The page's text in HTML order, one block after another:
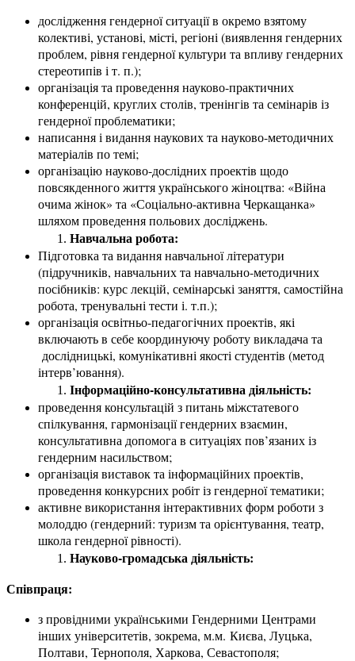
дослідження гендерної ситуації в окремо взятому
колективі, установі, місті, регіоні (виявлення гендерних
проблем, рівня гендерної культури та впливу гендерних
стереотипів і т. п.);
організація та проведення науково-практичних
конференцій, круглих столів, тренінгів та семінарів із
гендерної проблематики;
написання і видання наукових та науково-методичних
матеріалів по темі;
організацію науково-дослідних проектів щодо
повсякденного життя українського жіноцтва: «Війна
очима жінок» та «Соціально-активна Черкащанка»
шляхом проведення польових досліджень.
Навчальна робота:
Підготовка та видання навчальної літератури
(підручників, навчальних та навчально-методичних
посібників: курс лекцій, семінарські заняття, самостійна
робота, тренувальні тести і. т.п.);
організація освітньо-педагогічних проектів, які
включають в себе координуючу роботу викладача та
дослідницькі, комунікативні якості студентів (метод
інтерв’ювання).
Інформаційно-консультативна діяльність:
проведення консультацій з питань міжстатевого
спілкування, гармонізації гендерних взаємин,
консультативна допомога в ситуаціях пов’язаних із
гендерним насильством;
організація виставок та інформаційних проектів,
проведення конкурсних робіт із гендерної тематики;
активне використання інтерактивних форм роботи з
молоддю (гендерний: туризм та орієнтування, театр,
школа гендерної рівності).
Науково-громадська діяльність:
Співпраця:
з провідними українськими Гендерними Центрами
інших університетів, зокрема, м.м. Києва, Луцька,
Полтави, Тернополя, Харкова, Севастополя;